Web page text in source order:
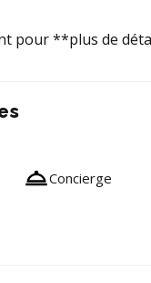
pour **plus de
Concierge